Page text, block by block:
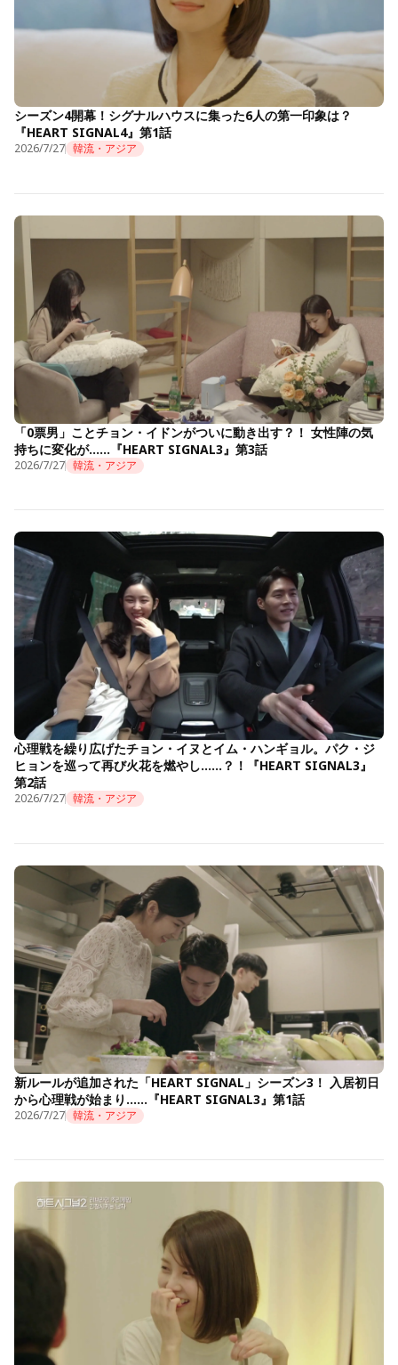
シーズン4開幕！シグナルハウスに集った6人の第一印象は？
『HEART SIGNAL4』第1話
2026/7/27 韓流・アジア
「0票男」ことチョン・イドンがついに動き出す？！ 女性陣の気
持ちに変化が……『HEART SIGNAL3』第3話
2026/7/27 韓流・アジア
心理戦を繰り広げたチョン・イヌとイム・ハンギョル。パク・ジ
ヒョンを巡って再び火花を燃やし……？！『HEART SIGNAL3』
第2話
2026/7/27 韓流・アジア
新ルールが追加された「HEART SIGNAL」シーズン3！ 入居初日
から心理戦が始まり……『HEART SIGNAL3』第1話
2026/7/27 韓流・アジア